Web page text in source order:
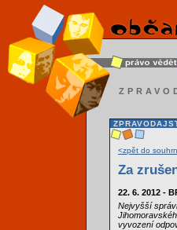
<zpět do
Za
22. 6. 2012 -
Nejvyšší
vyvození